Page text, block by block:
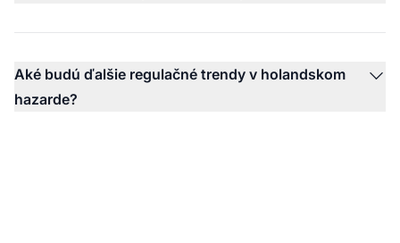
Aké budú ďalšie regulačné trendy v holandskom
hazarde?